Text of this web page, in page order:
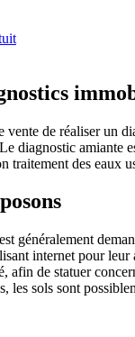
de réaliser un
diagnostic
traitement des eaux
généralement
internet pour
de statuer
les sols sont